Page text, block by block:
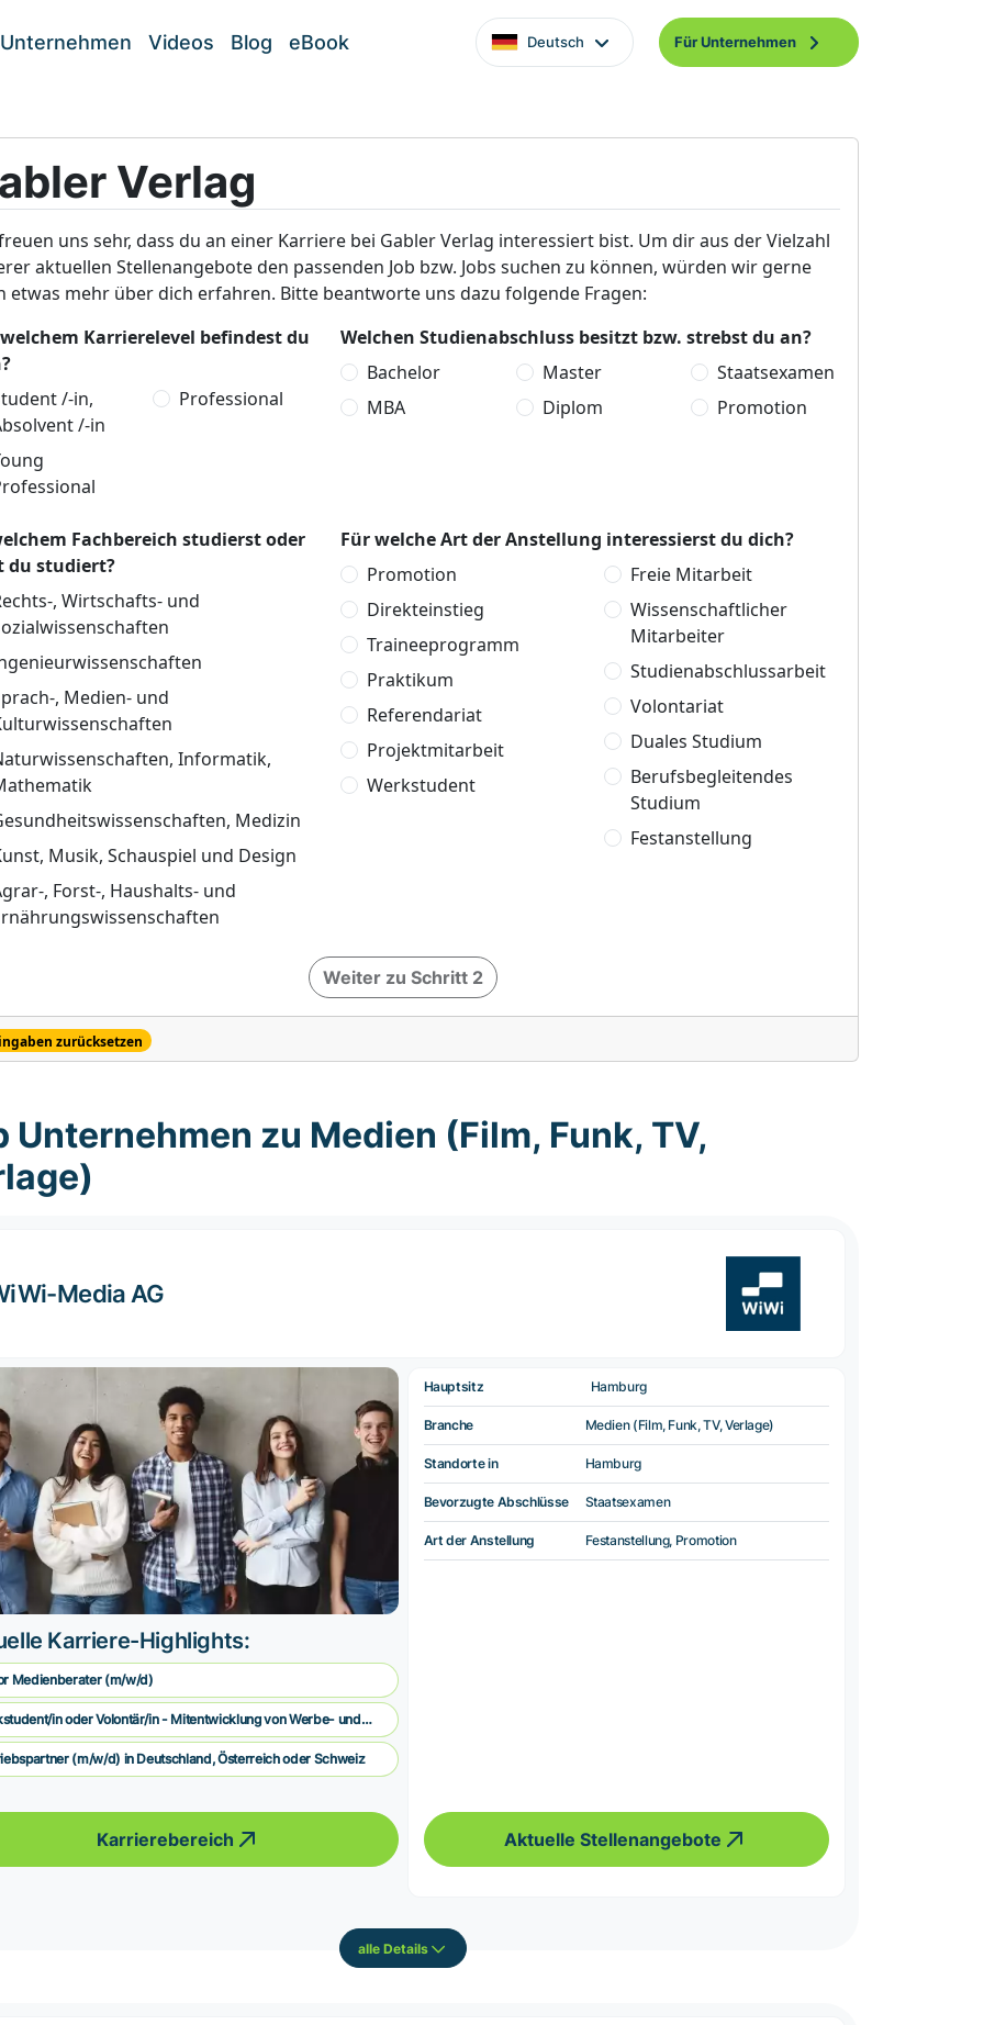
Unternehmen Videos Blog eBook Deutsch Für Unternehmen
Verlag
uns sehr, dass du an einer Karriere bei Gabler Verlag interessiert bist. Um dir aus der Vielzahl
aktuellen Stellenangebote den passenden Job bzw. Jobs suchen zu können, würden wir gerne
etwas mehr über dich erfahren. Bitte beantworte uns dazu folgende Fragen:
Karrierelevel befindest du
/-in,
/-in
Professional
Welchen Studienabschluss besitzt bzw. strebst du an?
Bachelor
MBA
Master
Diplom
Staatsexamen
Promotion
Fachbereich studierst oder
du studiert?
, Wirtschafts- und
, Medien- und
Informatik,
Medizin
Musik, Schauspiel und Design
, Forst-, Haushalts- und
Für welche Art der Anstellung interessierst du dich?
Promotion
Direkteinstieg
Traineeprogramm
Praktikum
Referendariat
Projektmitarbeit
Werkstudent
Freie Mitarbeit
Wissenschaftlicher
Mitarbeiter
Studienabschlussarbeit
Volontariat
Duales Studium
Berufsbegleitendes
Studium
Festanstellung
Weiter zu Schritt 2
zurücksetzen
Unternehmen zu Medien (Film, Funk, TV,
Media AG
Karriere-Highlights:
Medienberater (m/w/d)
in oder Volontär/in - Mitentwicklung von Werbe- und
(m/w/d) in Deutschland, Österreich oder Schweiz
Karrierebereich
Hauptsitz Hamburg
Branche Medien (Film, Funk, TV, Verlage)
Standorte in Hamburg
Bevorzugte Abschlüsse Staatsexamen
Art der Anstellung Festanstellung, Promotion
Aktuelle Stellenangebote
alle Details